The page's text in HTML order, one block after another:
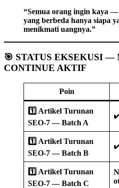
“Semua orang ingin kaya —
yang berbeda hanya siapa
menikmati uangnya.”
🎯 STATUS EKSEKUSI —
CONTINUE AKTIF
Poin
1️⃣ Artikel Turunan
SEO-7 — Batch A
1️⃣ Artikel Turunan
SEO-7 — Batch B
1️⃣ Artikel Turunan
SEO-7 — Batch C